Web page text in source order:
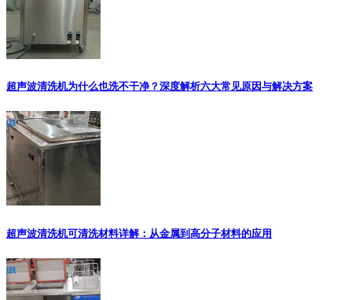
超声波清洗机为什么也洗不干净？深度解析六大常见原因与解决方案
超声波清洗机可清洗材料详解：从金属到高分子材料的应用